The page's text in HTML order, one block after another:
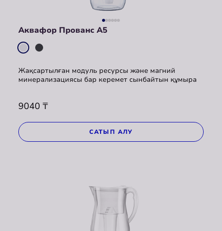
Аквафор Прованс A5
Жақсартылған модуль ресурсы және магний
минерализациясы бар керемет сынбайтын құмыра
9040 ₸
САТЫП АЛУ